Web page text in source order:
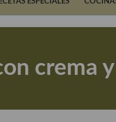
crema